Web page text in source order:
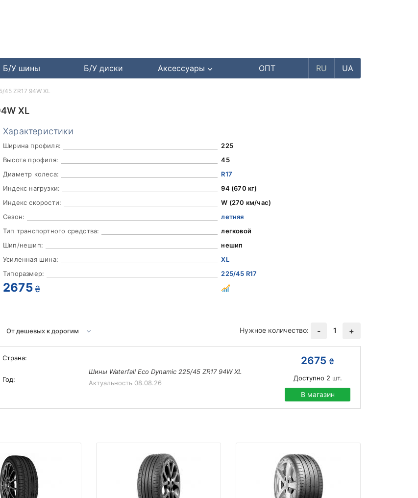
Б/У шины Б/У диски Аксессуары ОПТ RU UA
XL
Характеристики
Ширина профиля:
225
Высота профиля:
45
Диаметр колеса:
R17
Индекс нагрузки:
94 (670 кг)
Индекс скорости:
W (270 км/час)
Сезон:
летняя
Тип транспортного средства:
легковой
Шип/нешип:
нешип
Усиленная шина:
XL
Типоразмер:
225/45 R17
2675 ₴
Нужное количество: - 1 +
Страна:
Год:
Шины Waterfall Eco Dynamic 225/45 ZR17 94W XL
Актуальность 08.08.26
2675 ₴
Доступно 2 шт.
В магазин
45 ZR17 94W XL